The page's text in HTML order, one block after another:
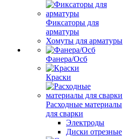
Фиксаторы для
арматуры
Хомуты для арматуры
Фанера/Осб
Краски
Расходные материалы
для сварки
Электроды
Диски отрезные